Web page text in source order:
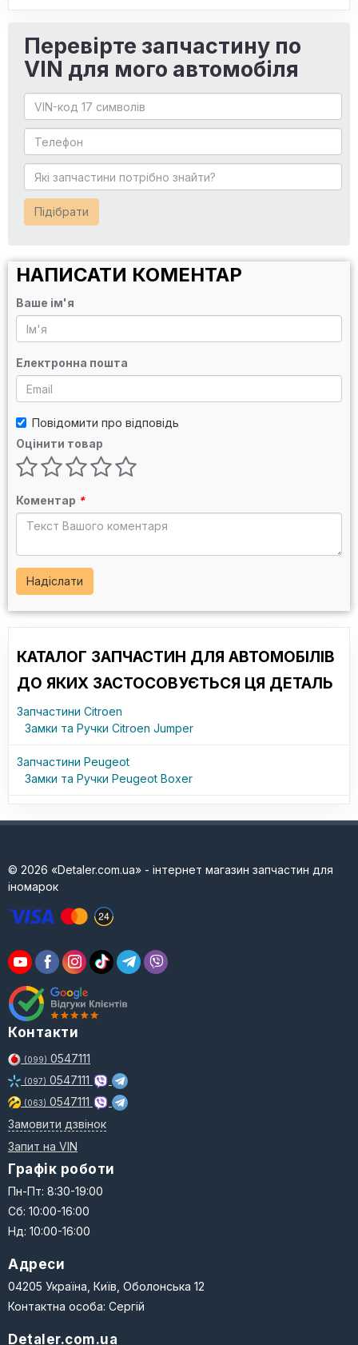
Перевірте запчастину по
VIN для мого автомобіля
Підібрати
НАПИСАТИ КОМЕНТАР
Ваше ім'я
Електронна пошта
Повідомити про відповідь
Оцінити товар
Коментар *
Надіслати
КАТАЛОГ ЗАПЧАСТИН ДЛЯ АВТОМОБІЛІВ
ДО ЯКИХ ЗАСТОСОВУЄТЬСЯ ЦЯ ДЕТАЛЬ
Запчастини Citroen
Замки та Ручки Citroen Jumper
Запчастини Peugeot
Замки та Ручки Peugeot Boxer
© 2026 «Detaler.com.ua» - інтернет магазин запчастин для
іномарок
Контакти
(099) 0547111
(097) 0547111
(063) 0547111
Замовити дзвінок
Запит на VIN
Графік роботи
Пн-Пт: 8:30-19:00
Сб: 10:00-16:00
Нд: 10:00-16:00
Адреси
04205 Україна, Київ, Оболонська 12
Контактна особа: Сергій
Detaler.com.ua